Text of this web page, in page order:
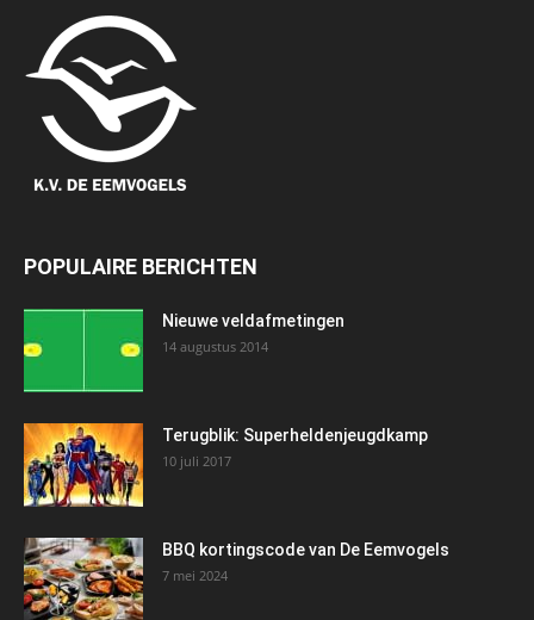
POPULAIRE BERICHTEN
Nieuwe veldafmetingen
14 augustus 2014
Terugblik: Superheldenjeugdkamp
10 juli 2017
BBQ kortingscode van De Eemvogels
7 mei 2024